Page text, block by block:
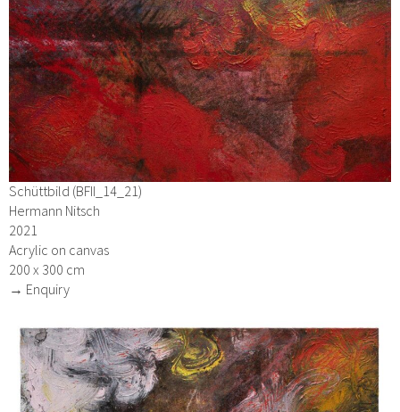
Schüttbild (BFII_14_21)
Hermann Nitsch
2021
Acrylic on canvas
200 x 300 cm
→ Enquiry